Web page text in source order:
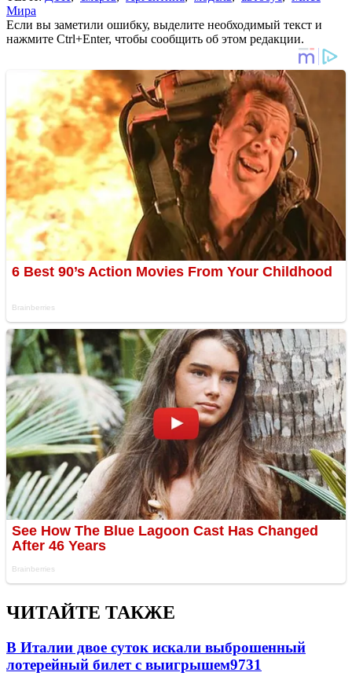
Мира
Если вы заметили ошибку, выделите необходимый текст и
нажмите Ctrl+Enter, чтобы сообщить об этом редакции.
ЧИТАЙТЕ ТАКЖЕ
В Италии двое суток искали выброшенный
лотерейный билет с выигрышем9731